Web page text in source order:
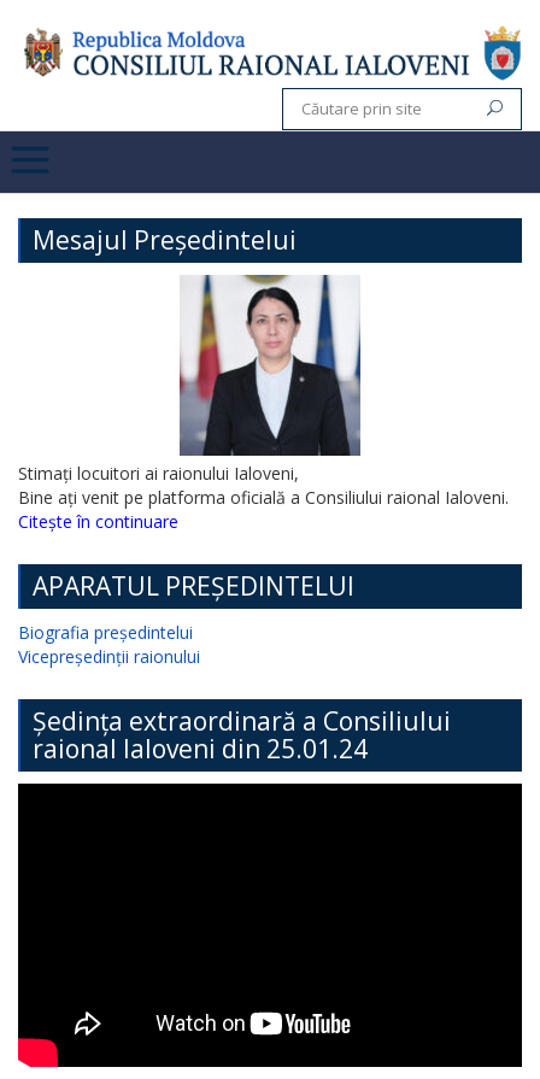
Mesajul Președintelui
Stimați locuitori ai raionului Ialoveni,
Bine ați venit pe platforma oficială a Consiliului raional Ialoveni.
Citește în continuare
APARATUL PREȘEDINTELUI
Biografia președintelui
Vicepreședinții raionului
Ședința extraordinară a Consiliului
raional Ialoveni din 25.01.24